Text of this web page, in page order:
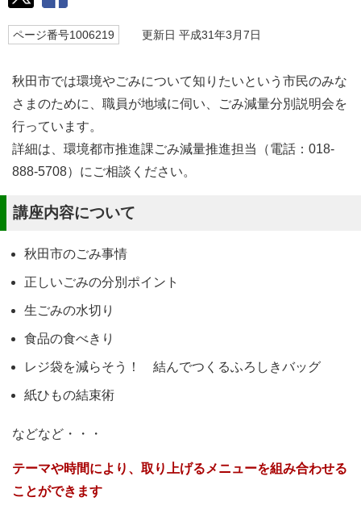
ページ番号1006219 更新日 平成31年3月7日
秋田市では環境やごみについて知りたいという市民のみな
さまのために、職員が地域に伺い、ごみ減量分別説明会を
行っています。
詳細は、環境都市推進課ごみ減量推進担当（電話：018-
888-5708）にご相談ください。
講座内容について
秋田市のごみ事情
正しいごみの分別ポイント
生ごみの水切り
食品の食べきり
レジ袋を減らそう！ 結んでつくるふろしきバッグ
紙ひもの結束術
などなど・・・
テーマや時間により、取り上げるメニューを組み合わせる
ことができます